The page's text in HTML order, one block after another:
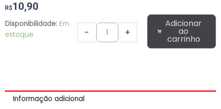
R$10,90
Disponibilidade: Em
estoque
-
Gel
para
Real
+
Adicionar
ao
carrinho
Informação adicional